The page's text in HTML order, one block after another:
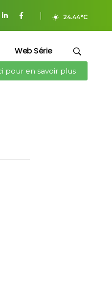
24.44°C
Web Série
pour en savoir plus